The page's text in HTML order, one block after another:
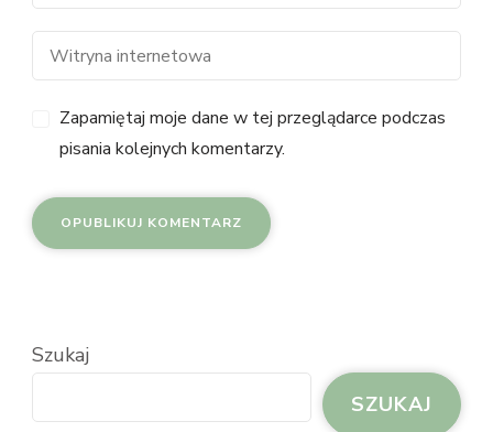
Zapamiętaj moje dane w tej przeglądarce podczas
pisania kolejnych komentarzy.
Szukaj
SZUKAJ